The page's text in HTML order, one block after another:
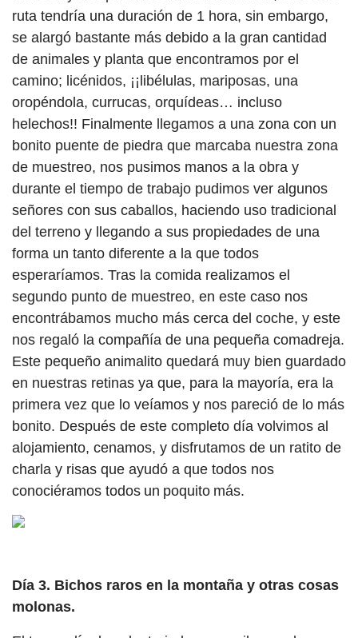
ruta tendría una duración de 1 hora, sin embargo,
se alargó bastante más debido a la gran cantidad
de animales y planta que encontramos por el
camino; licénidos, ¡¡libélulas, mariposas, una
oropéndola, currucas, orquídeas… incluso
helechos!! Finalmente llegamos a una zona con un
bonito puente de piedra que marcaba nuestra zona
de muestreo, nos pusimos manos a la obra y
durante el tiempo de trabajo pudimos ver algunos
señores con sus caballos, haciendo uso tradicional
del terreno y llegando a sus propiedades de una
forma un tanto diferente a la que todos
esperaríamos. Tras la comida realizamos el
segundo punto de muestreo, en este caso nos
encontrábamos mucho más cerca del coche, y este
nos regaló la compañía de una pequeña comadreja.
Este pequeño animalito quedará muy bien guardado
en nuestras retinas ya que, para la mayoría, era la
primera vez que lo veíamos y nos pareció de lo más
bonito. Después de este completo día volvimos al
alojamiento, cenamos, y disfrutamos de un ratito de
charla y risas que ayudó a que todos nos
conociéramos todos un poquito más.
Día 3. Bichos raros en la montaña y otras cosas
molonas.